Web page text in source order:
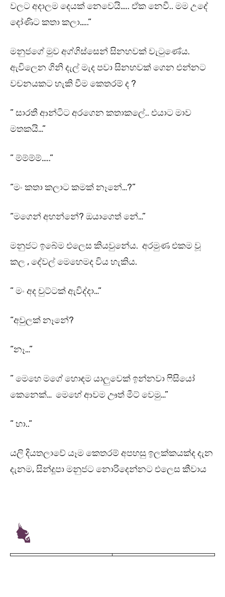
වලට අදාලම දෙයක් නෙවෙයි….. ඒක නෙවී.. මම උදේ
දෝණිට කතා කලා…..”
මනුජගේ මුව අග්ගිස්සෙන් සිනහවක් වැටුණේය.
ඇවිලෙන ගිනි දැල් මැද පවා සිනහවක් ගෙන එන්නට
වචනයකට හැකි වීම කෙතරම් ද ?
” සාරතී ආන්ටිට අරගෙන කතාකලේ.. එයාට මාව
මතකයි…”
” ම්ම්ම්ම්…..”
“මං කතා කලාට කමක් නෑනේ…?”
“මගෙන් අහන්නේ? ඔයාගෙත් නේ…”
මනුජට ඉබේම එලෙස කියවුනේය. අරමුණ එකම වූ
කල , දේවල් මෙහෙමද විය හැකිය.
” මං අද චුට්ටක් ඇවිද්දා…”
“අවුලක් නෑනේ?
“නෑ…”
” මෙහෙ මගේ හොඳම යාලුවෙක් ඉන්නවා ෆිසියෝ
කෙනෙක්… මෙහේ ආවම ඌත් මීට් වෙමු…”
” හා..”
යලි දියතලාවේ යෑම කෙතරම් අපහසු ඉලක්කයක්ද දැන
දැනම, සින්දූපා මනුජට නොරිදෙන්නට එලෙස කීවාය